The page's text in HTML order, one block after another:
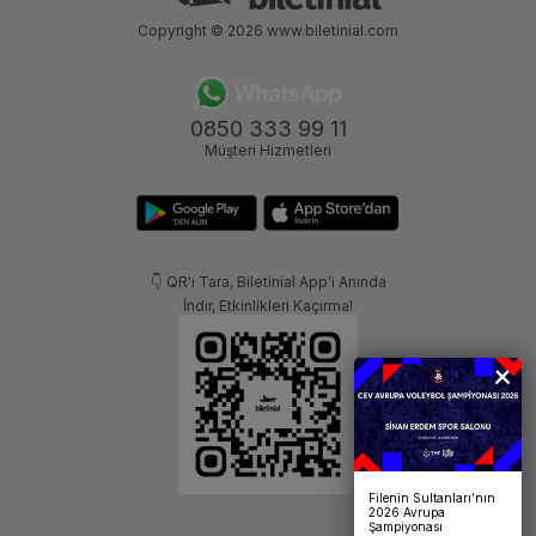
0850 333 99 11
Müşteri Hizmetleri
👇 QR'ı Tara, Biletinial App'i Anında
İndir, Etkinlikleri Kaçırma!
Copyright © 2026 www.biletinial.com
Filenin Sultanları’nın
2026 Avrupa
Şampiyonası